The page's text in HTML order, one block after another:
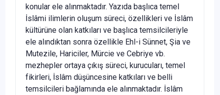
konular ele alınmaktadır. Yazıda başlıca temel
İslâmi ilimlerin oluşum süreci, özellikleri ve İslâm
kültürüne olan katkıları ve başlıca temsilcileriyle
ele alındıktan sonra özellikle Ehl-i Sünnet, Şia ve
Mutezile, Hariciler, Mürcie ve Cebriye vb.
mezhepler ortaya çıkış süreci, kurucuları, temel
fikirleri, İslâm düşüncesine katkıları ve belli
temsilcileri bağlamında ele alınmaktadır. İslâm